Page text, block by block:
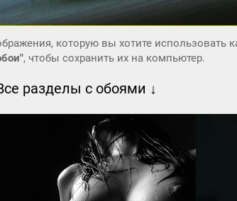
которую вы хотите использовать
, чтобы сохранить их на компьютер.
разделы с обоями ↓